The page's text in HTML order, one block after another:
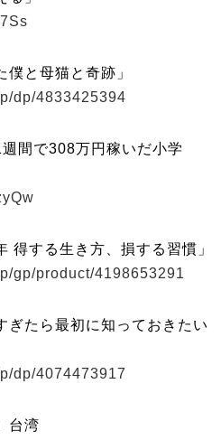
と母猫と奇跡」
dp/4833425394
間で308万円稼いだ小学
得する生き方、損する習慣」
gp/product/4198653291
ぎたら最初に知っておきたい
dp/4074473917
台湾